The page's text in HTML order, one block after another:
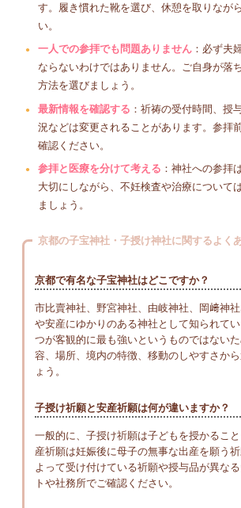
す。履き慣れた靴を選び、休憩を取りなが
い。
一人での参拝でも問題ありません：必ず夫
ならないわけではありません。ご自身が落
方法を選びましょう。
最新情報を確認する ：祈祷の受付時間、授
況などは変更されることがあります。参拝
確認ください。
参拝と医療を分けて考える ：神社への参拝
大切にしながら、不妊検査や治療について
ましょう。
京都の子宝神社・子授け神社に関するよく
京都で有名な子宝神社はどこですか？
市比賣神社、野宮神社、由岐神社、岡﨑神
や安産にゆかりのある神社として知られて
つが客観的に最も強いというものではない
容、場所、境内の特徴、移動のしやすさか
ょう。
子授け祈願と安産祈願は何が違いますか？
一般的に、子授け祈願は子どもを授かるこ
産祈願は妊娠後に母子の無事な出産を願う
よって受け付けている祈願や授与品が異な
トや社務所でご確認ください。